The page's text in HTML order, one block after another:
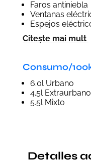
Faros antiniebla
Ventanas
Espejos
Citește mai mult
Consumo/
6.0l Urbano
4.5l Extraurbano
5.5l Mixto
Detalles